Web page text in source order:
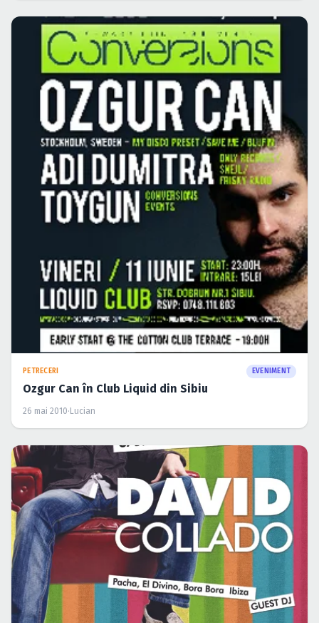
PETRECERI EVENIMENT
Ozgur Can în Club Liquid din Sibiu
26 mai 2010·Lucian